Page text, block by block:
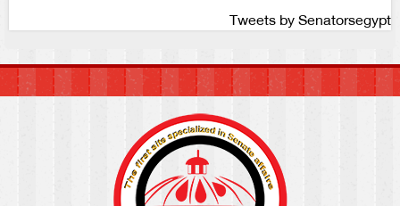
Tweets by Senatorsegypt